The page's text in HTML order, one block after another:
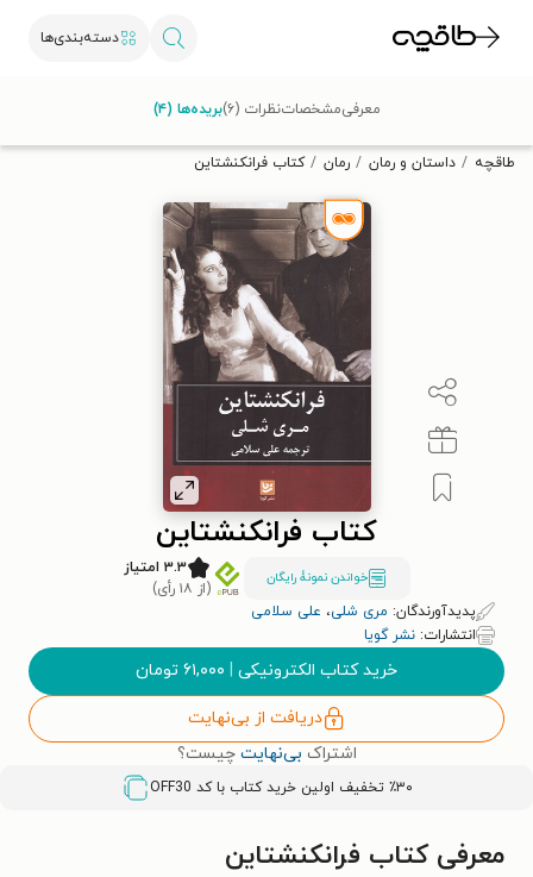
دسته‌بندی‌ها
تخفیف از طاقچه دریافت کن.
طاقچه داستان و رمان رمان کتاب فرانکنشتاین
کتاب فرانکنشتاین
خواندن نمونۀ رایگان
۳.۳ امتیاز
(از ۱۸ رأی)
پدیدآورندگان: مری شلی، علی سلامی
انتشارات: نشر گویا
خرید کتاب الکترونیکی | ۶۱,۰۰۰ تومان
دریافت از بی‌نهایت
اشتراک بی‌نهایت چیست؟
٪۳۰ تخفیف اولین خرید کتاب با کد OFF30
معرفیمشخصاتنظرات (۶) بریده‌ها (۴)
معرفی کتاب فرانکنشتاین